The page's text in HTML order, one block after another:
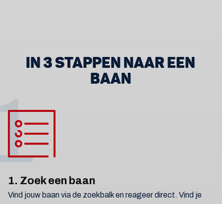
IN 3 STAPPEN NAAR EEN
BAAN
1. Zoek een baan
Vind jouw baan via de zoekbalk en reageer direct. Vind je